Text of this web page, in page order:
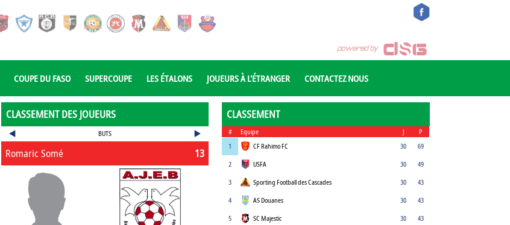
COUPE DU FASO SUPERCOUPE LES ÉTALONS JOUEURS À L'ÉTRANGER CONTACTEZ NOUS
CLASSEMENT DES JOUEURS
BUTS
13
Romaric Somé
CLASSEMENT
# Equipe J
P
1
CF Rahimo FC 30
69
2
USFA 30
49
3
Sporting Football des Cascades 30
43
4
AS Douanes 30
43
5
SC Majestic 30
43